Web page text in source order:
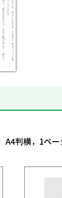
A4判横，1ペー